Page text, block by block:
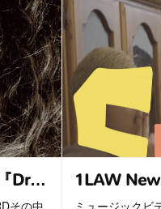
Dr…
その中
1LAW
ミュージックビ